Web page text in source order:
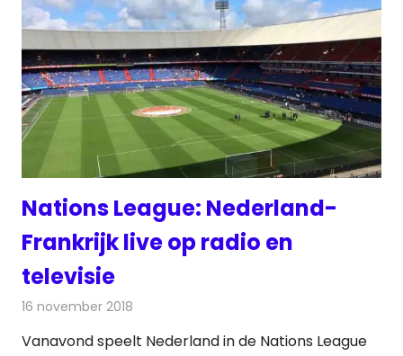
Nations League: Nederland-
Frankrijk live op radio en
televisie
16 november 2018
Vanavond speelt Nederland in de Nations League